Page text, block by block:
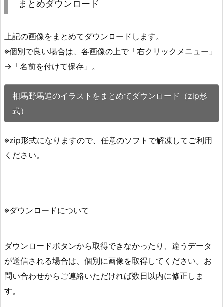
まとめダウンロード
上記の画像をまとめてダウンロードします。
※個別で良い場合は、各画像の上で「右クリックメニュー」
→「名前を付けて保存」。
相馬野馬追のイラストをまとめてダウンロード（zip形
式）
※zip形式になりますので、任意のソフトで解凍してご利用
ください。
※ダウンロードについて
ダウンロードボタンから取得できなかったり、違うデータ
が送信される場合は、個別に画像を取得してください。お
問い合わせからご連絡いただければ数日以内に修正しま
す。